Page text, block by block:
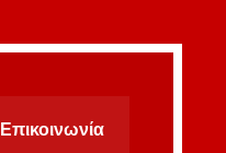
Επικοινωνία